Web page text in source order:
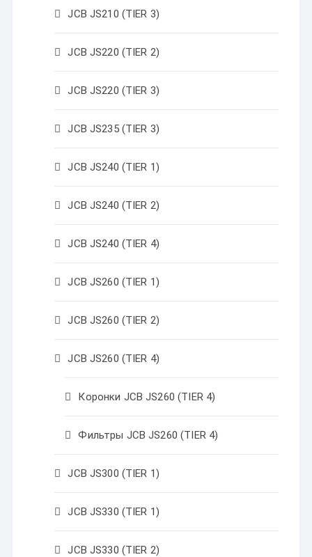
JCB JS210 (TIER 3)
JCB JS220 (TIER 2)
JCB JS220 (TIER 3)
JCB JS235 (TIER 3)
JCB JS240 (TIER 1)
JCB JS240 (TIER 2)
JCB JS240 (TIER 4)
JCB JS260 (TIER 1)
JCB JS260 (TIER 2)
JCB JS260 (TIER 4)
Коронки JCB JS260 (TIER 4)
Фильтры JCB JS260 (TIER 4)
JCB JS300 (TIER 1)
JCB JS330 (TIER 1)
JCB JS330 (TIER 2)